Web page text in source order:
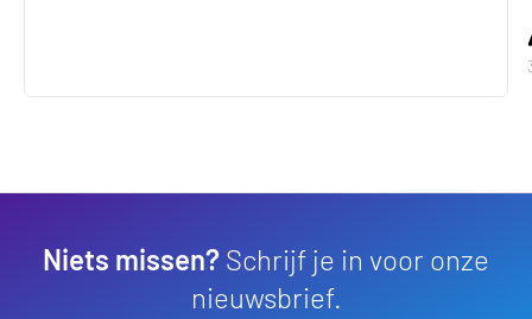
Niets missen? Schrijf je in voor onze
nieuwsbrief.